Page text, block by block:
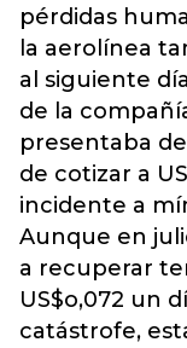
pérdidas
la aerolínea
al siguiente
de la
presentaba
de cotizar a
incidente a
Aunque en
a recuperar
US$o,072 un
catástrofe,